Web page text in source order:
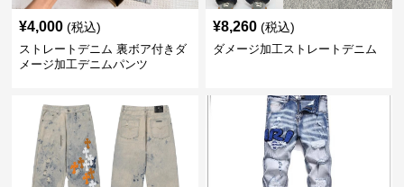
¥4,000 (税込)
ストレートデニム 裏ボア付きダ
メージ加工デニムパンツ
¥8,260 (税込)
ダメージ加工ストレートデニム